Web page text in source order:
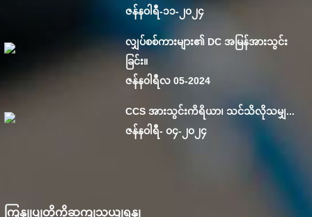
ဇန်နဝါရီ-၁၁-၂၀၂၄
လျှပ်စစ်ကားများ၏ DC အမြန်အားသွင်း
ခြင်း။
ဇန်န၀ါရီလ 05-2024
CCS အားသွင်းကိရိယာ၊ သင်သိလိုသမျှ...
ဇန်နဝါရီ- ၀၄-၂၀၂၄
ကြှနျုပျတို့ကိုဆကျသှယျရနျ